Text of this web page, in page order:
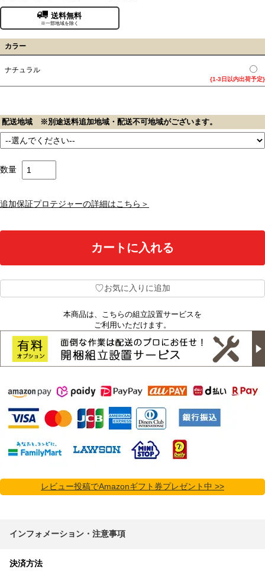
送料無料
※一部地域を除く
カラー
ナチュラル
{1-3日以内出荷予定}
配送地域 ※別途送料追加地域・配送不可地域がございます。
数量
追加保証プロテジャーの詳細はこちら＞
♡お気に入りに追加
本商品は、こちらの組立設置サービスを
ご利用いただけます。
レビュー投稿でAmazonギフト券プレゼント中 >>
インフォメーション・注意事項
決済方法